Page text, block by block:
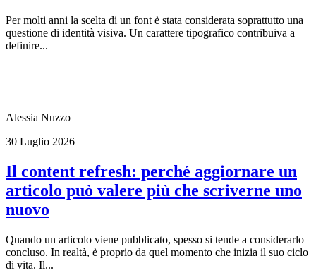
Per molti anni la scelta di un font è stata considerata soprattutto una
questione di identità visiva. Un carattere tipografico contribuiva a
definire...
Alessia Nuzzo
30 Luglio 2026
Il content refresh: perché aggiornare un
articolo può valere più che scriverne uno
nuovo
Quando un articolo viene pubblicato, spesso si tende a considerarlo
concluso. In realtà, è proprio da quel momento che inizia il suo ciclo
di vita. Il...